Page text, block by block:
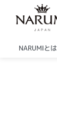
NARUMIとは